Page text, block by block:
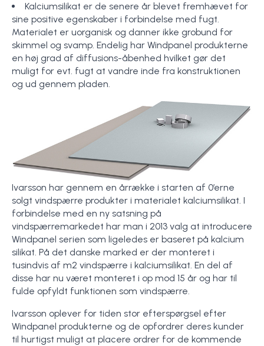
Kalciumsilikat er de senere år blevet fremhævet for
sine positive egenskaber i forbindelse med fugt.
Materialet er uorganisk og danner ikke grobund for
skimmel og svamp. Endelig har Windpanel produkterne
en høj grad af diffusions-åbenhed hvilket gør det
muligt for evt. fugt at vandre inde fra konstruktionen
og ud gennem pladen.
Ivarsson har gennem en årrække i starten af 0’erne
solgt vindspærre produkter i materialet kalciumsilikat. I
forbindelse med en ny satsning på
vindspærremarkedet har man i 2013 valg at introducere
Windpanel serien som ligeledes er baseret på kalcium
silikat. På det danske marked er der monteret i
tusindvis af m2 vindspærre i kalciumsilikat. En del af
disse har nu været monteret i op mod 15 år og har til
fulde opfyldt funktionen som vindspærre.
Ivarsson oplever for tiden stor efterspørgsel efter
Windpanel produkterne og de opfordrer deres kunder
til hurtigst muligt at placere ordrer for de kommende